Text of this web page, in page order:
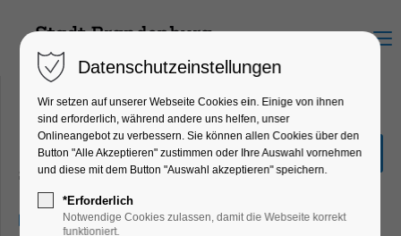
Menu
Yin & Klang
Sport, Wellness
05.12.2025, 17:00–18:15
Datenschutzeinstellungen
Wir setzen auf unserer Webseite Cookies ein. Einige von ihnen
sind erforderlich, während andere uns helfen, unser
Onlineangebot zu verbessern. Sie können allen Cookies über den
Button "Alle Akzeptieren" zustimmen oder Ihre Auswahl vornehmen
und diese mit dem Button "Auswahl akzeptieren" speichern.
*Erforderlich
Notwendige Cookies zulassen, damit die Webseite korrekt
funktioniert.